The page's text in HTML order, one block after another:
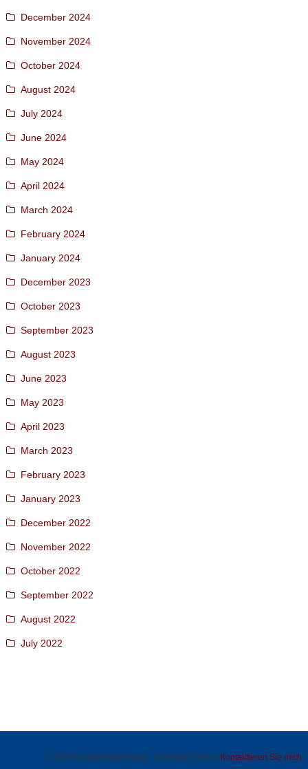
December 2024
November 2024
October 2024
August 2024
July 2024
June 2024
May 2024
April 2024
March 2024
February 2024
January 2024
December 2023
October 2023
September 2023
August 2023
June 2023
May 2023
April 2023
March 2023
February 2023
January 2023
December 2022
November 2022
October 2022
September 2022
August 2022
July 2022
© 2026 Radsport Burkhardt - Christian Fischer Kontaktieren Sie mich